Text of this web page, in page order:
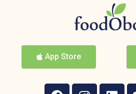
App Store